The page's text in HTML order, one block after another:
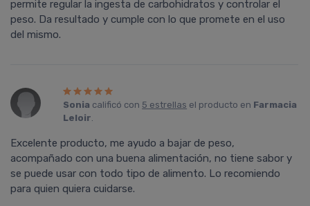
permite regular la ingesta de carbohidratos y controlar el
peso. Da resultado y cumple con lo que promete en el uso
del mismo.
Sonia calificó con 5 estrellas el producto en Farmacia
Leloir.
Excelente producto, me ayudo a bajar de peso,
acompañado con una buena alimentación, no tiene sabor y
se puede usar con todo tipo de alimento. Lo recomiendo
para quien quiera cuidarse.